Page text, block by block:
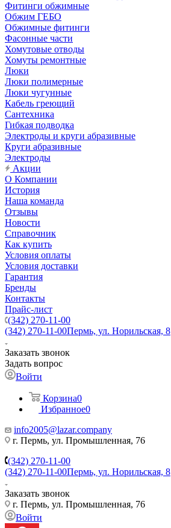
Фитинги обжимные
Обжим ГЕБО
Обжимные фитинги
Фасонные части
Хомутовые отводы
Хомуты ремонтные
Люки
Люки полимерные
Люки чугунные
Кабель греющий
Сантехника
Гибкая подводка
Электроды и круги абразивные
Круги абразивные
Электроды
Акции
О Компании
История
Наша команда
Отзывы
Новости
Справочник
Как купить
Условия оплаты
Условия доставки
Гарантия
Бренды
Контакты
Прайс-лист
(342) 270-11-00
(342) 270-11-00Пермь, ул. Норильская, 8
Заказать звонок
Задать вопрос
Войти
Корзина0
Избранное0
info2005@lazar.company
г. Пермь, ул. Промышленная, 76
(342) 270-11-00
(342) 270-11-00Пермь, ул. Норильская, 8
Заказать звонок
г. Пермь, ул. Промышленная, 76
Войти